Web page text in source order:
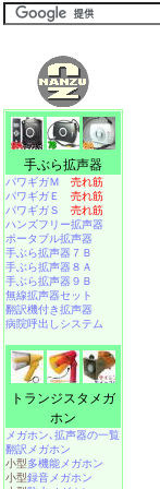
手ぶら拡声器
パワギガＭ 売れ筋
パワギガＥ 売れ筋
パワギガＳ 売れ筋
ハンズフリー拡声器
ポータブル拡声器
手ぶら拡声器７Ｂ
手ぶら拡声器８Ａ
手ぶら拡声器９Ｂ
無線拡声器セット
翻訳機付き拡声器
病院呼出しシステム
トランジスタメガ
ホン
メガホン､拡声器の一覧
翻訳メガホン
小型多機能メガホン
小型録音メガホン